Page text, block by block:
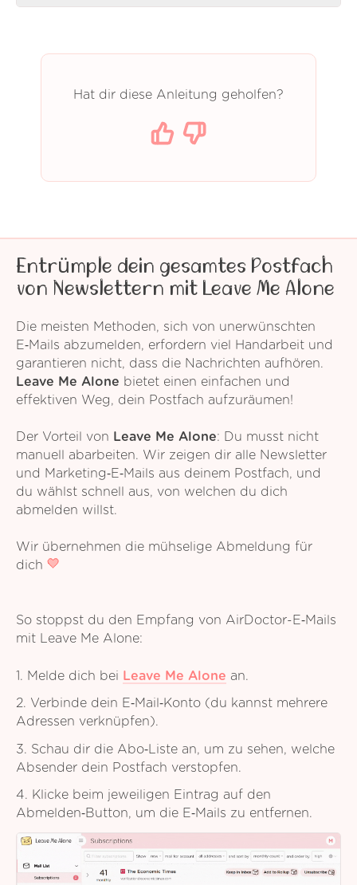
Hat dir diese Anleitung geholfen?
Entrümple dein gesamtes Postfach
von Newslettern mit Leave Me Alone
Die meisten Methoden, sich von unerwünschten
E‑Mails abzumelden, erfordern viel Handarbeit und
garantieren nicht, dass die Nachrichten aufhören.
Leave Me Alone bietet einen einfachen und
effektiven Weg, dein Postfach aufzuräumen!
Der Vorteil von Leave Me Alone: Du musst nicht
manuell abarbeiten. Wir zeigen dir alle Newsletter
und Marketing‑E‑Mails aus deinem Postfach, und
du wählst schnell aus, von welchen du dich
abmelden willst.
Wir übernehmen die mühselige Abmeldung für
dich
So stoppst du den Empfang von AirDoctor-E‑Mails
mit Leave Me Alone:
1. Melde dich bei Leave Me Alone an.
2. Verbinde dein E‑Mail‑Konto (du kannst mehrere
Adressen verknüpfen).
3. Schau dir die Abo‑Liste an, um zu sehen, welche
Absender dein Postfach verstopfen.
4. Klicke beim jeweiligen Eintrag auf den
Abmelden‑Button, um die E‑Mails zu entfernen.